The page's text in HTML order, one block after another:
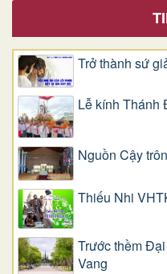
Trở thành sứ
Lễ kính Thánh
Nguồn Cậy
Thiếu Nhi
Trước thềm
Vang